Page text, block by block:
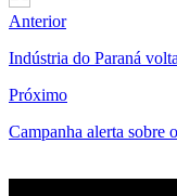
Anterior
Indústria do Paraná
Próximo
Campanha alerta sobre